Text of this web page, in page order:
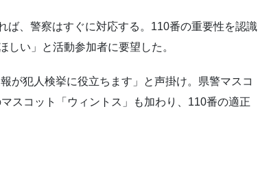
ば、警察はすぐに対応する。110番の重要性を認識
しい」と活動参加者に要望した。
が犯人検挙に役立ちます」と声掛け。県警マスコ
スコット「ウィントス」も加わり、110番の適正